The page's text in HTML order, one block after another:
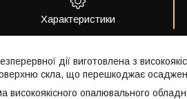
Характеристики
дії виготовлена з
скла, що перешкоджає
опалювального